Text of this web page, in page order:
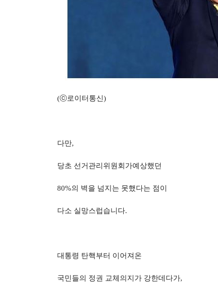
(ⓒ로이터통신)
다만,
당초 선거관리위원회가예상했던
80%의 벽을 넘지는 못했다는 점이
다소 실망스럽습니다.
대통령 탄핵부터 이어져온
국민들의 정권 교체의지가 강한데다가,